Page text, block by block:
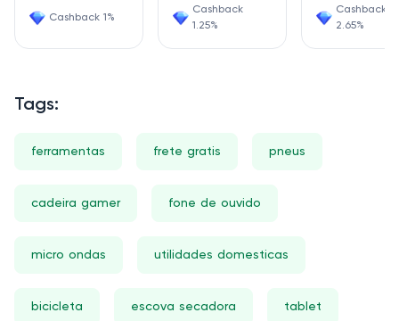
Cashback 1%
Cashback
1.25%
Cashback
2.65%
Tags:
ferramentas frete gratis pneus
cadeira gamer fone de ouvido
micro ondas utilidades domesticas
bicicleta escova secadora tablet